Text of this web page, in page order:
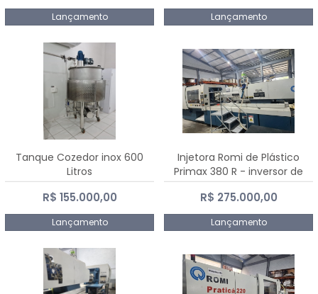
Lançamento Lançamento
Tanque Cozedor inox 600
Litros
R$ 155.000,00
Lançamento
Injetora Romi de Plástico
Primax 380 R - inversor de
frequência NR 12 - 2008
R$ 275.000,00
Lançamento